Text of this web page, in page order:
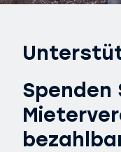
Spenden